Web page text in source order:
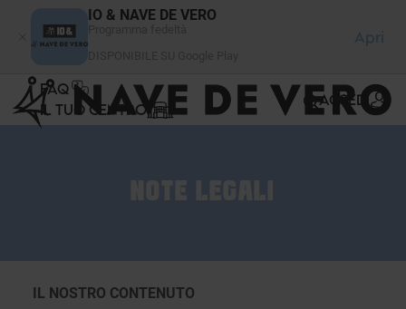
IO & NAVE DE VERO
Apri
FAQ
IL TUO CENTRO
ACCEDI
IL NOSTRO CONTENUTO
Pannello di gestione dei cookies